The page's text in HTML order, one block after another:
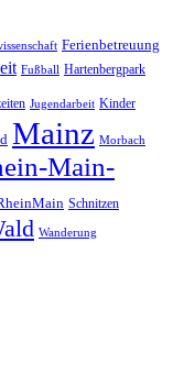
Ferienbetreuung
Fußball Hartenbergpark
Jugendarbeit Kinder
Mainz Morbach
Main-
Schnitzen
Wanderung